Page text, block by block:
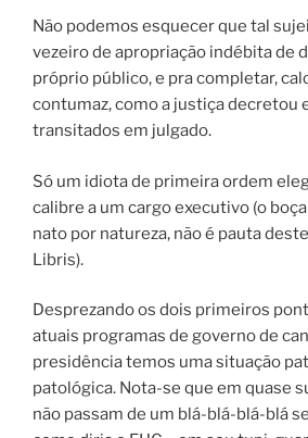
Não podemos esquecer que tal
vezeiro de apropriação indébita de
próprio público, e pra completar,
contumaz, como a justiça decretou
transitados em julgado.
Só um idiota de primeira ordem
calibre a um cargo executivo (o
nato por natureza, não é pauta
Libris).
Desprezando os dois primeiros
atuais programas de governo de
presidência temos uma situação
patológica. Nota-se que em quase
não passam de um blá-blá-blá-blá